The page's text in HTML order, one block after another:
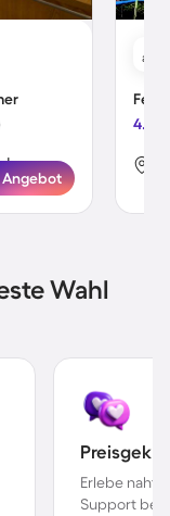
Angebot
ab
4.0
Wahl
Erlebe
Support bei